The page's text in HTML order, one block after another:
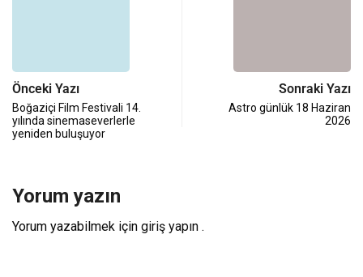
Önceki Yazı
Boğaziçi Film Festivali 14.
yılında sinemaseverlerle
yeniden buluşuyor
Sonraki Yazı
Astro günlük 18 Haziran
2026
Yorum yazın
Yorum yazabilmek için giriş yapın .